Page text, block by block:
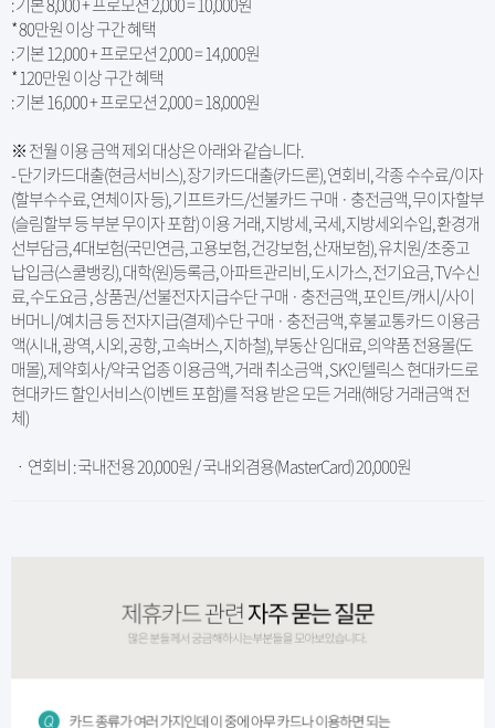
* 80만원 이상 구간 혜택
: 기본 12,000 + 프로모션 2,000 = 14,000원
* 120만원 이상 구간 혜택
: 기본 16,000 + 프로모션 2,000 = 18,000원
※ 전월 이용 금액 제외 대상은 아래와 같습니다.
- 단기카드대출(현금서비스), 장기카드대출(카드론), 연회비, 각종 수수료/이자
(할부수수료, 연체이자 등), 기프트카드/선불카드 구매 · 충전금액, 무이자할부
(슬림할부 등 부분 무이자 포함) 이용 거래, 지방세, 국세, 지방세외수입, 환경개
선부담금, 4대보험(국민연금, 고용보험, 건강보험, 산재보험), 유치원/초중고
납입금(스쿨뱅킹), 대학(원)등록금, 아파트관리비, 도시가스, 전기요금, TV수신
료, 수도요금 , 상품권/선불전자지급수단 구매 · 충전금액, 포인트/캐시/사이
버머니/예치금 등 전자지급(결제)수단 구매 · 충전금액, 후불교통카드 이용금
액(시내, 광역, 시외, 공항, 고속버스, 지하철), 부동산 임대료, 의약품 전용몰(도
매몰), 제약회사/약국 업종 이용금액, 거래 취소금액 , SK인텔릭스 현대카드로
현대카드 할인서비스(이벤트 포함)를 적용 받은 모든 거래(해당 거래금액 전
체)
ㆍ 연회비 : 국내전용 20,000원 / 국내외겸용(MasterCard) 20,000원